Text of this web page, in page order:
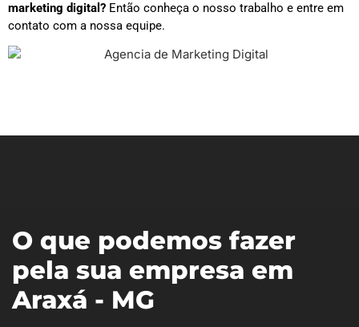
marketing digital? Então conheça o nosso trabalho e entre em
contato com a nossa equipe.
O que podemos fazer
pela sua empresa em
Araxá - MG